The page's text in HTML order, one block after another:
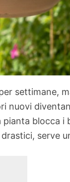
settimane,
nuovi
blocca i
serve